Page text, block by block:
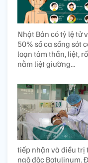
Nhật Bản có tỷ lệ tử
50% số ca sống sót
loạn tâm thần, liệt,
nằm liệt giường…
tiếp nhận và điều trị
ngộ độc Botulinum.